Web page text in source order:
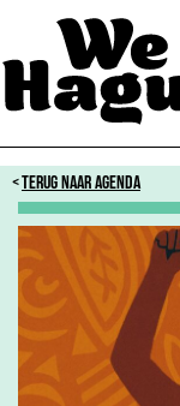
TERUG NAAR AGENDA